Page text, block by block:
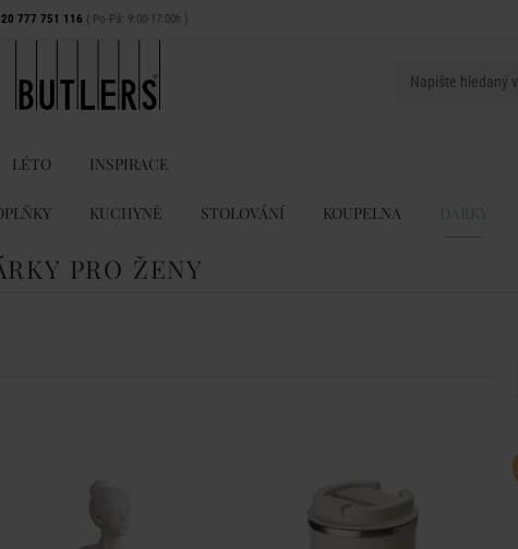
777 751 116 ( Po-Pá: 9:00-17:00h )
LÉTO INSPIRACE
KUCHYNĚ STOLOVÁNÍ KOUPELNA DÁRKY
PRO ŽENY